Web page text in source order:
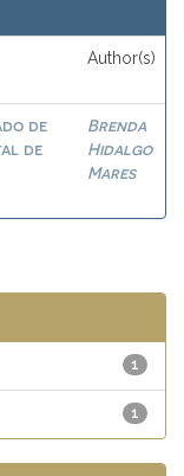
Author(s)
de
de
Brenda
Hidalgo
Mares
1
1